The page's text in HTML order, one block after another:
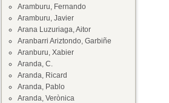
Aramburu, Fernando
Aramburu, Javier
Arana Luzuriaga, Aitor
Aranbarri Ariztondo, Garbiñe
Aranburu, Xabier
Aranda, C.
Aranda, Ricard
Aranda, Pablo
Aranda, Verònica